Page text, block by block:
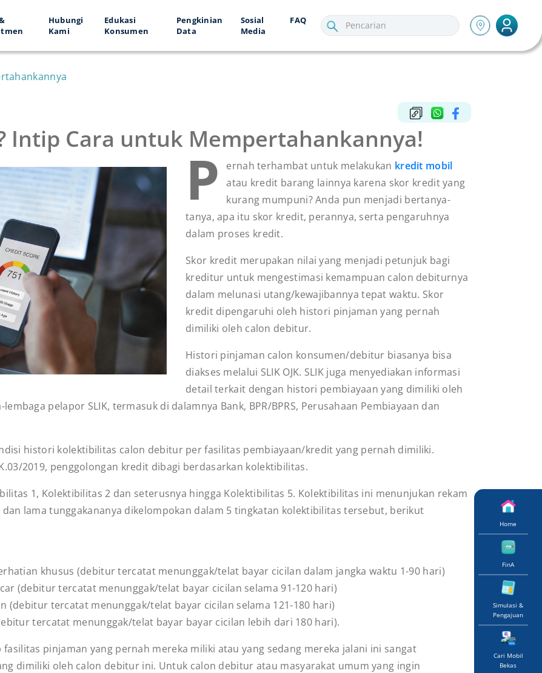
Hubungi
Kami
Edukasi
Konsumen
Pengkinian
Data
Sosial
Media
FAQ
Home
FinA
Simulasi &
Pengajuan
Cari Mobil
Bekas
Intip Cara untuk Mempertahankannya!
P ernah terhambat untuk melakukan kredit mobil
atau kredit barang lainnya karena skor kredit yang
kurang mumpuni? Anda pun menjadi bertanya-
tanya, apa itu skor kredit, perannya, serta pengaruhnya
dalam proses kredit.
Skor kredit merupakan nilai yang menjadi petunjuk bagi
kreditur untuk mengestimasi kemampuan calon debiturnya
dalam melunasi utang/kewajibannya tepat waktu. Skor
kredit dipengaruhi oleh histori pinjaman yang pernah
dimiliki oleh calon debitur.
Histori pinjaman calon konsumen/debitur biasanya bisa
diakses melalui SLIK OJK. SLIK juga menyediakan informasi
detail terkait dengan histori pembiayaan yang dimiliki oleh
pelapor SLIK, termasuk di dalamnya Bank, BPR/BPRS, Perusahaan Pembiayaan dan
histori kolektibilitas calon debitur per fasilitas pembiayaan/kredit yang pernah dimiliki.
2019, penggolongan kredit dibagi berdasarkan kolektibilitas.
1, Kolektibilitas 2 dan seterusnya hingga Kolektibilitas 5. Kolektibilitas ini menunjukan rekam
lama tunggakananya dikelompokan dalam 5 tingkatan kolektibilitas tersebut, berikut
khusus (debitur tercatat menunggak/telat bayar cicilan dalam jangka waktu 1-90 hari)
(debitur tercatat menunggak/telat bayar cicilan selama 91-120 hari)
(debitur tercatat menunggak/telat bayar cicilan selama 121-180 hari)
tercatat menunggak/telat bayar bayar cicilan lebih dari 180 hari).
pinjaman yang pernah mereka miliki atau yang sedang mereka jalani ini sangat
dimiliki oleh calon debitur ini. Untuk calon debitur atau masyarakat umum yang ingin